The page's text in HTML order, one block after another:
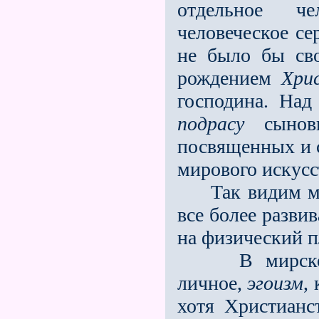
отдельное
человеческое
не было бы
рождением
господина.
подрасу
посвященных и
мирового
Так видим
всe более
на физический
В
личное,эгоизм,
хотя